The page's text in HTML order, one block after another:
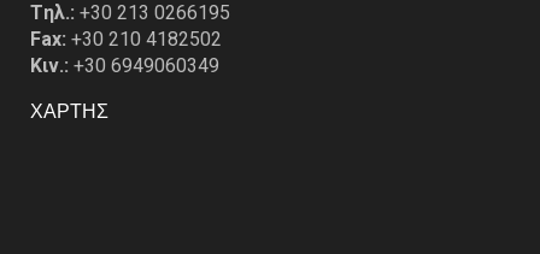
Tηλ.: +30 213 0266195
Fax: +30 210 4182502
Κιν.: +30 6949060349
ΧΑΡΤΗΣ